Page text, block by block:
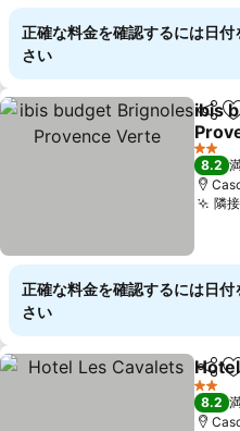
正確な料金を確認するには日付
さい
シェア
ibis
料金
2 ホテ
8.2
隣
正確な料金を確認するには日付
さい
シェア
2 ホテ
8.2